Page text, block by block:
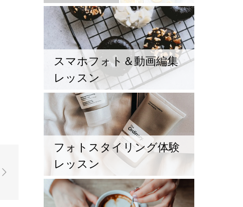
スマホフォト＆動画編集
レッスン
フォトスタイリング体験
レッスン